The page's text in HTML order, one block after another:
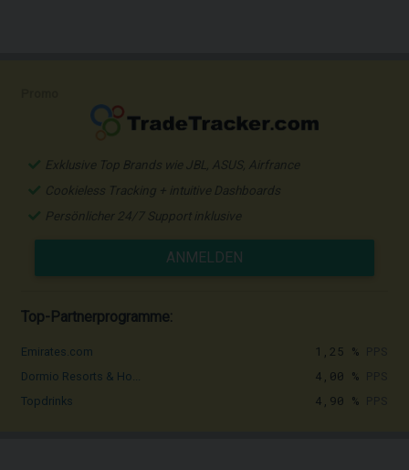
Exklusive Top Brands wie JBL, ASUS, Airfrance
Cookieless Tracking + intuitive Dashboards
Persönlicher 24/7 Support inklusive
ANMELDEN
Top-Partnerprogramme:
Emirates.com 1,25 %
Dormio Resorts & Ho... 4,00 %
Topdrinks 4,90 %